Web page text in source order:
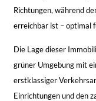
Richtungen, während
erreichbar ist – optimal
Die Lage dieser
grüner Umgebung mit
erstklassiger
Einrichtungen und den